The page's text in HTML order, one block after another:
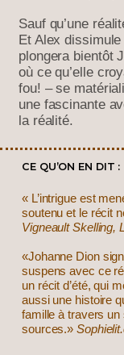
Sauf qu’une
Et Alex
plongera bientôt
où ce qu’elle
fou! – se
une fascinante
la réalité.
CE QU’ON EN DIT :
« L’intrigue est
soutenu et le récit
Vigneault Skelling,
«Johanne Dion
suspens avec ce
un récit d’été, qui
aussi une histoire
famille à travers
sources.»